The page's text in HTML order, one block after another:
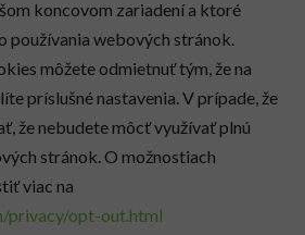
koncovom zariadení a ktoré
používania webových stránok.
môžete odmietnuť tým, že na
príslušné nastavenia. V prípade, že
že nebudete môcť využívať plnú
stránok. O možnostiach
viac na
privacy/opt-out.html